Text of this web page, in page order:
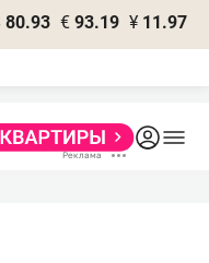
80.93 € 93.19 ¥ 11.97